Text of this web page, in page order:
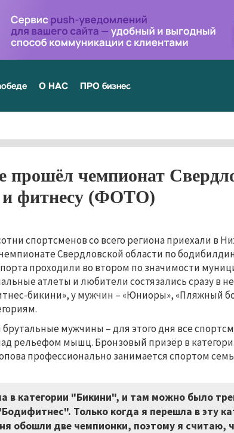
О НАС ПРО бизнес
чемпионат
и фитнесу (ФОТО)
спортсменов со всего региона приехали в
Свердловской области по
проходили во втором по значимости
атлеты и любители состязались сразу в
бикини», у мужчин – «Юниоры», «Пляжный
мужчины – для этого дня все
рельефом мышц. Бронзовый призёр в
профессионально занимается спортом
в категории "Бикини", и там можно было
Только когда я перешла в эту
обошли две чемпионки, поэтому я считаю,